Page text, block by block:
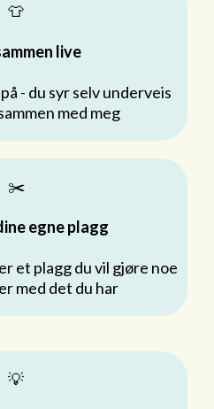
👕
live
- du syr selv underveis
med meg
✂️
egne plagg
et plagg du vil gjøre noe
med det du har
💡